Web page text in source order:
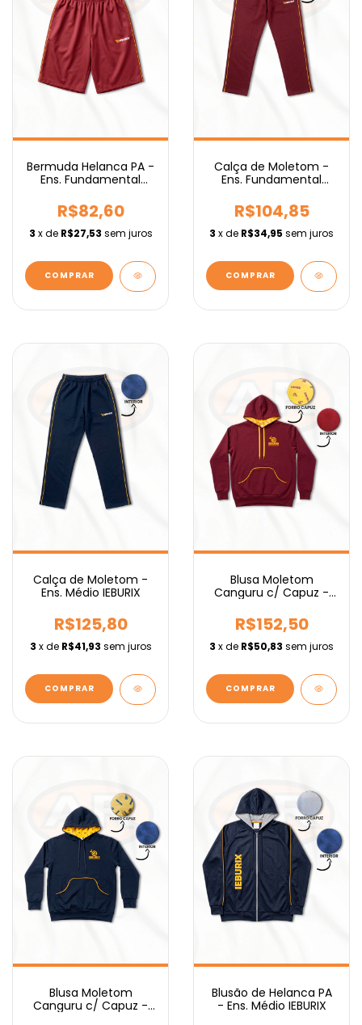
Bermuda Helanca PA -
Ens. Fundamental
R$82,60
3 x de R$27,53 sem juros
COMPRAR
Calça de Moletom -
Ens. Fundamental
R$104,85
3 x de R$34,95 sem juros
COMPRAR
Calça de Moletom -
Ens. Médio IEBURIX
R$125,80
3 x de R$41,93 sem juros
COMPRAR
Blusa Moletom
Canguru c/ Capuz -
IEBURIX
R$152,50
3 x de R$50,83 sem juros
COMPRAR
Blusa Moletom
Canguru c/ Capuz -
Blusão de Helanca PA
- Ens. Médio IEBURIX